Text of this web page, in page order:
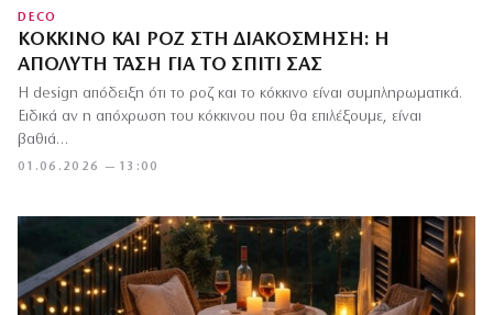
DECO
ΚΌΚΚΙΝΟ ΚΑΙ ΡΟΖ ΣΤΗ ΔΙΑΚΌΣΜΗΣΗ: Η
ΑΠΌΛΥΤΗ ΤΆΣΗ ΓΙΑ ΤΟ ΣΠΊΤΙ ΣΑΣ
01.06.2026 — 13:00
Η design απόδειξη ότι το ροζ και το κόκκινο είναι συμπληρωματικά.
Ειδικά αν η απόχρωση του κόκκινου που θα επιλέξουμε, είναι
βαθιά…